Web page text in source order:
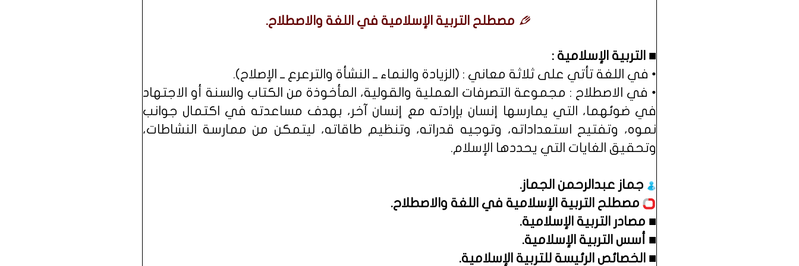
مصطلح التربية الإسلامية في اللغة والاصطلاح.
■ التربية الإسلامية :
• في اللغة تأتي على ثلاثة معاني : (الزيادة والنماء ــ النشأة والترعرع ــ الإصلاح).
• في الاصطلاح : مجموعة التصرفات العملية والقولية، المأخوذة من الكتاب والسنة أو الاجتهاد
في ضوئهما، التي يمارسها إنسان بإرادته مع إنسان آخر، بهدف مساعدته في اكتمال جوانب
نموه، وتفتيح استعداداته، وتوجيه قدراته، وتنظيم طاقاته، ليتمكن من ممارسة النشاطات،
وتحقيق الغايات التي يحددها الإسلام.
جماز عبدالرحمن الجماز.
مصطلح التربية الإسلامية في اللغة والاصطلاح.
■ مصادر التربية الإسلامية.
■
أسس التربية الإسلامية.
■ الخصائص الرئيسة للتربية الإسلامية.